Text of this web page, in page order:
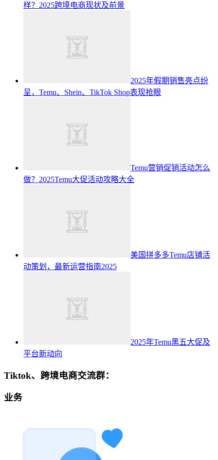
样？2025跨境电商现状及前景
2025年假期销售亮点纷
呈，Temu、Shein、TikTok Shop表现抢眼
Temu营销促销活动怎么
做？2025Temu大促活动攻略大全
美国拼多多Temu店铺活
动策划，最新运营指南2025
2025年Temu黑五大促及
平台新动向
Tiktok、跨境电商交流群：
业务